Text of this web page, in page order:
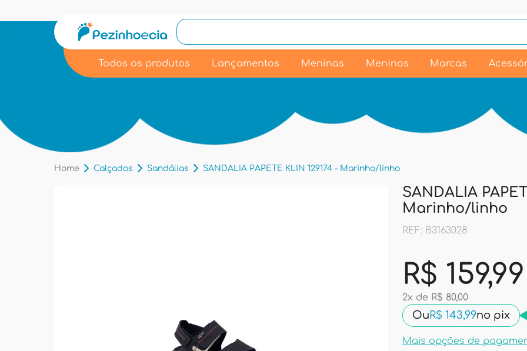
Todos os produtos Lançamentos Meninas Meninos Marcas
Home Calçados Sandálias SANDALIA PAPETE KLIN 129174 - Marinho/linho
SANDALIA
Marinho/linho
REF: B3163028
R$ 159,99
2x de R$ 80,00
Ou R$ 143,99no pix
Mais opções de